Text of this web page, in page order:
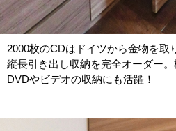
2000枚のCDはドイツから金物を取
縦長引き出し収納を完全オーダー
DVDやビデオの収納にも活躍！